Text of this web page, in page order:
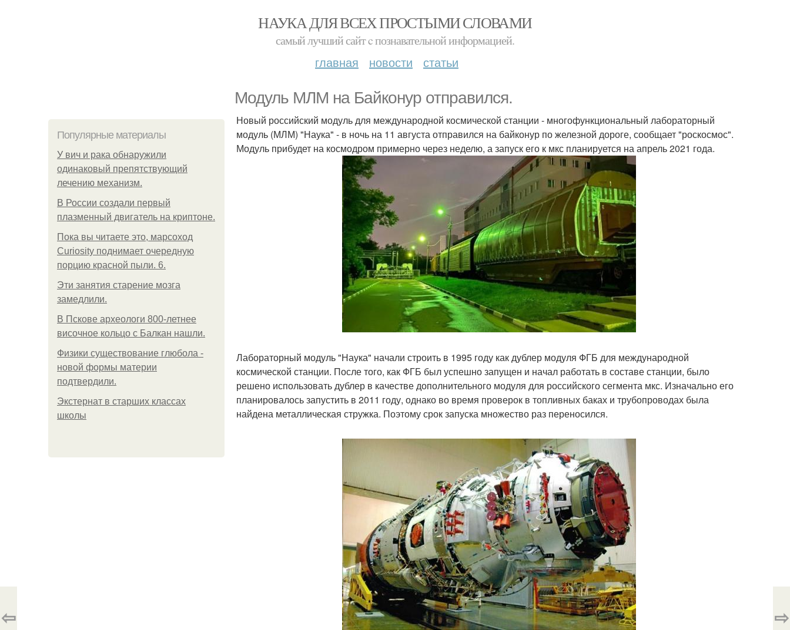
НАУКА ДЛЯ ВСЕХ ПРОСТЫМИ СЛОВАМИ
самый лучший сайт c познавательной информацией.
главная новости статьи
Модуль МЛМ на Байконур отправился.
Популярные материалы
У вич и рака обнаружили
одинаковый препятствующий
лечению механизм.
В России создали первый
плазменный двигатель на криптоне.
Пока вы читаете это, марсоход
Curiosity поднимает очередную
порцию красной пыли. 6.
Эти занятия старение мозга
замедлили.
В Пскове археологи 800-летнее
височное кольцо с Балкан нашли.
Физики существование глюбола -
новой формы материи
подтвердили.
Экстернат в старших классах
школы
Новый российский модуль для международной космической станции - многофункциональный лабораторный
модуль (МЛМ) "Наука" - в ночь на 11 августа отправился на байконур по железной дороге, сообщает "роскосмос".
Модуль прибудет на космодром примерно через неделю, а запуск его к мкс планируется на апрель 2021 года.
Лабораторный модуль "Наука" начали строить в 1995 году как дублер модуля ФГБ для международной
космической станции. После того, как ФГБ был успешно запущен и начал работать в составе станции, было
решено использовать дублер в качестве дополнительного модуля для российского сегмента мкс. Изначально его
планировалось запустить в 2011 году, однако во время проверок в топливных баках и трубопроводах была
найдена металлическая стружка. Поэтому срок запуска множество раз переносился.
⇦ ⇨